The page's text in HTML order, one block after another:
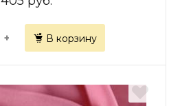
+ В корзину